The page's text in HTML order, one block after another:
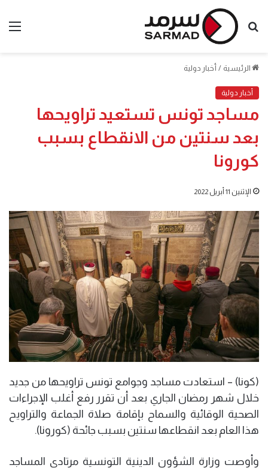
بحث
الرئيسية / أخبار دولية
أخبار دولية
مساجد تونس تستعيد تراويحها
بعد سنتين من الانقطاع بسبب
كورونا
الإثنين 11 أبريل 2022
(كونا) – استعادت مساجد وجوامع تونس تراويحها من جديد
خلال شهر رمضان الجاري بعد أن تقرر رفع أغلب الإجراءات
الصحية الوقائية والسماح بإقامة صلاة الجماعة والتراويح
هذا العام بعد انقطاعها سنتين بسبب جائحة (كورونا).
وأوصت وزارة الشؤون الدينية التونسية مرتادي المساجد